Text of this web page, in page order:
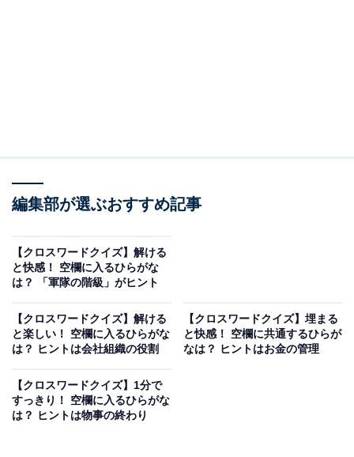
編集部が選ぶおすすめ記事
【クロスワードクイズ】解ける
と快感！ 空欄に入るひらがな
は？ 「軍隊の階級」がヒント
【クロスワードクイズ】解ける
と楽しい！ 空欄に入るひらがな
は？ ヒントは会社組織の役割
【クロスワードクイズ】埋まる
と快感！ 空欄に共通するひらが
なは？ ヒントはお金の管理
【クロスワードクイズ】1分で
すっきり！ 空欄に入るひらがな
は？ ヒントは物事の終わり